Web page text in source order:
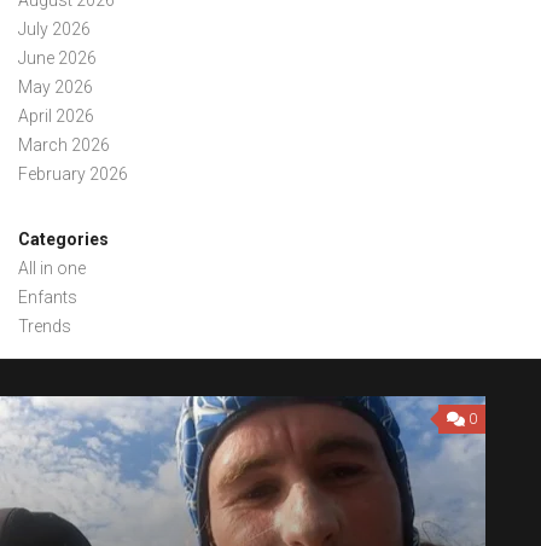
July 2026
June 2026
May 2026
April 2026
March 2026
February 2026
Categories
All in one
Enfants
Trends
0